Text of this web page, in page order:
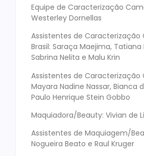
Equipe de Caracterização
Westerley Dornellas
Assistentes de Caracterização
Brasil: Saraça Maejima, Tatiana
Sabrina Nelita e Malu Krin
Assistentes de Caracterização
Mayara Nadine Nassar, Bianca
Paulo Henrique Stein Gobbo
Maquiadora/Beauty: Vivian de
Assistentes de Maquiagem/
Nogueira Beato e Raul Kruger